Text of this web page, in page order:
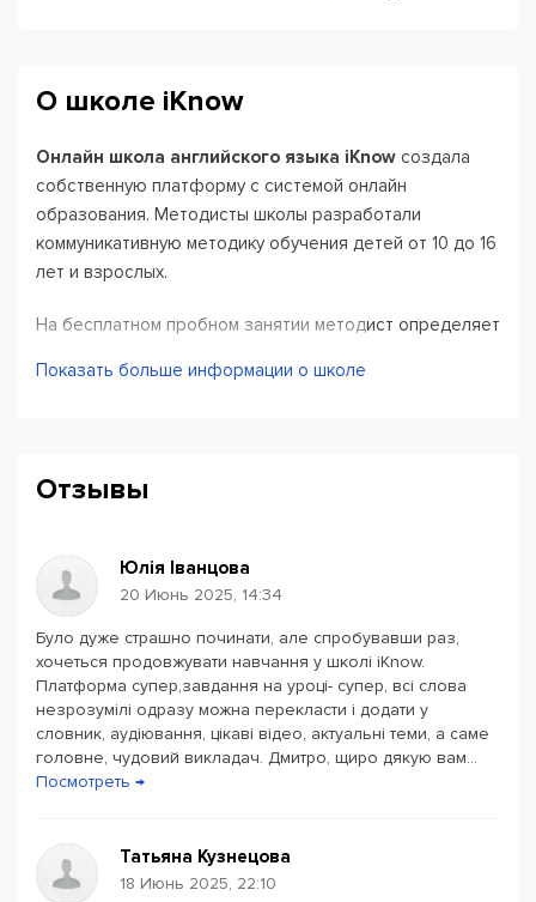
О школе iKnow
Онлайн школа английского языка iKnow создала
собственную платформу с системой онлайн
образования. Методисты школы разработали
коммуникативную методику обучения детей от 10 до 16
лет и взрослых.
На бесплатном пробном занятии методист определяет
обучение. В личном кабинете можно самостоятельно
В интерактивном режиме
доступом, домашняя работа, рейтинг и достижения.
Есть онлайн чат и видео связь с педагогом. Программа
обучения построена по принципу постоянной
мотивации: повышение рейтинга каждого студента и
награждение призами по его результатам, такими, как
поездка в Англию или iPhone.
В онлайн школе английского языка iKnow работает два
типа педагогов: кураторы и преподаватели. Кураторы
посещают семинары и тренинги для постоянного
развития. Все педагоги имеют высшее
Показать больше информации о школе
Отзывы
Юлія Іванцова
20 Июнь 2025, 14:34
Було дуже страшно починати, але спробувавши раз,
хочеться продовжувати навчання у школі iKnow.
Платформа супер,завдання на уроці- супер, всі слова
незрозумілі одразу можна перекласти і додати у
словник, аудіювання, цікаві відео, актуальні теми, а саме
головне, чудовий викладач. Дмитро, щиро дякую вам...
Посмотреть →
Татьяна Кузнецова
18 Июнь 2025, 22:10